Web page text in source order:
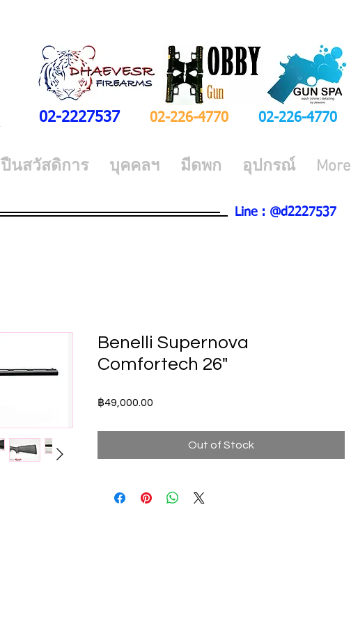
02-226-4770 02-226-4770
02-2227537
ปืนสวัสดิการ บุคคลฯ มีดพก อุปกรณ์ More
Line : @d2227537
Benelli Supernova
Comfortech 26"
฿49,000.00
Out of Stock